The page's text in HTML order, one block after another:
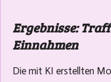
Ergebnisse:
Einnahmen
Die mit KI erstellten